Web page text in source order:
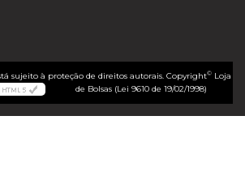
sujeito à proteção de direitos autorais. Copyright©Loja
de Bolsas (Lei 9610 de 19/02/1998)